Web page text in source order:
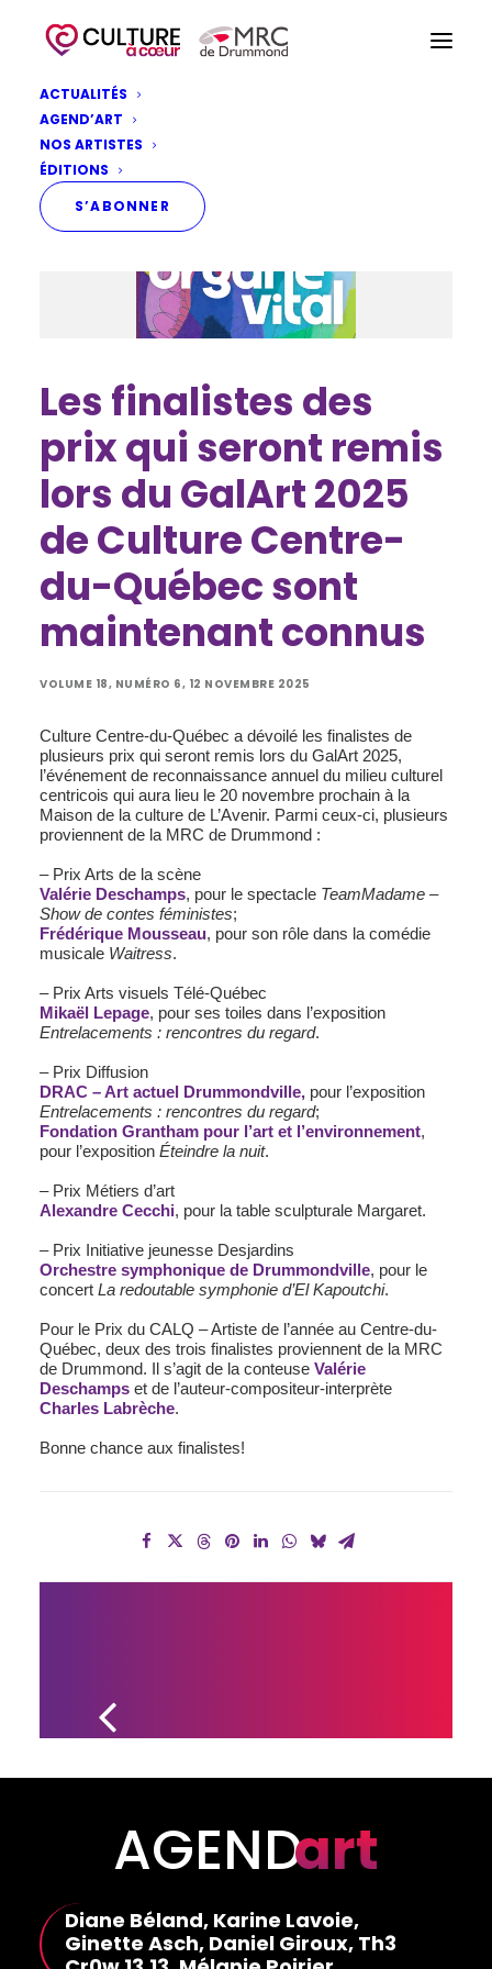
ACTUALITÉS
AGEND’ART
NOS ARTISTES
ÉDITIONS
S’ABONNER
Les finalistes des
prix qui seront remis
lors du GalArt 2025
de Culture Centre-
du-Québec sont
maintenant connus
VOLUME 18, NUMÉRO 6, 12 NOVEMBRE 2025
Culture Centre-du-Québec a dévoilé les finalistes de
plusieurs prix qui seront remis lors du GalArt 2025,
l’événement de reconnaissance annuel du milieu culturel
centricois qui aura lieu le 20 novembre prochain à la
Maison de la culture de L’Avenir. Parmi ceux-ci, plusieurs
proviennent de la MRC de Drummond :
– Prix Arts de la scène
Valérie Deschamps, pour le spectacle TeamMadame –
Show de contes féministes;
Frédérique Mousseau, pour son rôle dans la comédie
musicale Waitress.
– Prix Arts visuels Télé-Québec
Mikaël Lepage, pour ses toiles dans l’exposition
Entrelacements : rencontres du regard.
– Prix Diffusion
DRAC – Art actuel Drummondville, pour l’exposition
Entrelacements : rencontres du regard;
Fondation Grantham pour l’art et l’environnement,
pour l’exposition Éteindre la nuit.
– Prix Métiers d’art
Alexandre Cecchi, pour la table sculpturale Margaret.
– Prix Initiative jeunesse Desjardins
Orchestre symphonique de Drummondville, pour le
concert La redoutable symphonie d’El Kapoutchi.
Pour le Prix du CALQ – Artiste de l’année au Centre-du-
Québec, deux des trois finalistes proviennent de la MRC
de Drummond. Il s’agit de la conteuse Valérie
Deschamps et de l’auteur-compositeur-interprète
Charles Labrèche.
Bonne chance aux finalistes!
COMMUNAUTÉ
AGENDart
Diane Béland, Karine Lavoie,
Ginette Asch, Daniel Giroux, Th3